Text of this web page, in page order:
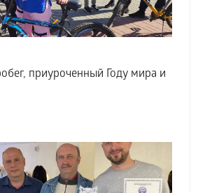
приуроченный Году мира и